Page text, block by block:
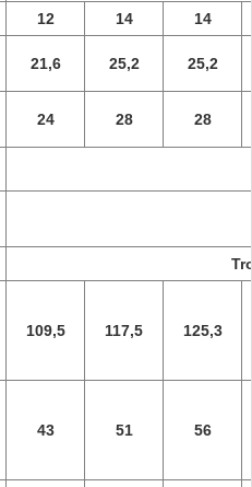
12 14
14
21,6 25,2 25,2
24 28 28
109,5 117,5 125,3
43 51 56